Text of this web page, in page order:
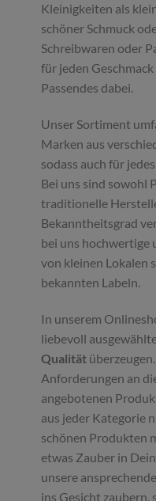
Kleinigkeiten als
schöner Schmuck
Schreibwaren oder
für jeden
Passendes dabei.
Unser Sortiment
Marken aus
sodass auch für
Bei uns sind sowohl
traditionelle
Bekanntheitsgrad
bei uns hochwertige
von kleinen Lokalen
bekannten Labeln.
In unserem
liebevoll
Qualität
Anforderungen an
angebotenen
aus jeder Kategorie
schönen Produkten
etwas Zauber in
unsere
ins Gesicht zaubern,